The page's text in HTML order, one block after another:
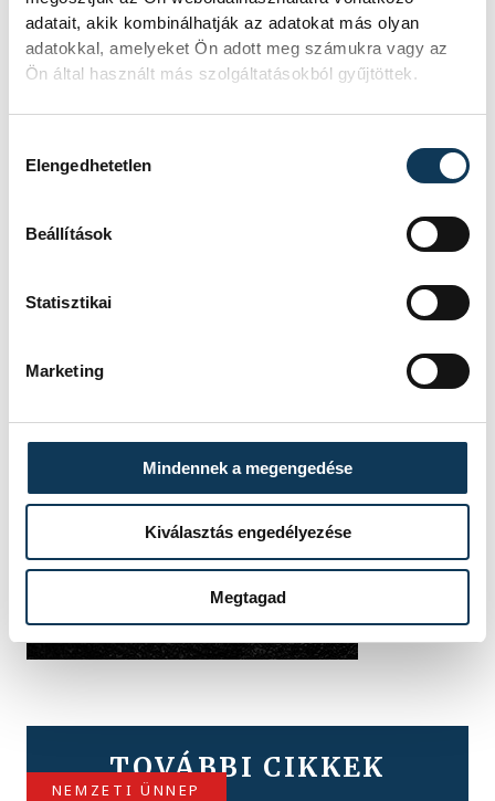
adatait, akik kombinálhatják az adatokat más olyan
adatokkal, amelyeket Ön adott meg számukra vagy az
Ön által használt más szolgáltatásokból gyűjtöttek.
Elengedhetetlen
Beállítások
Statisztikai
Marketing
Mindennek a megengedése
Kiválasztás engedélyezése
Megtagad
TOVÁBBI CIKKEK
NEMZETI ÜNNEP